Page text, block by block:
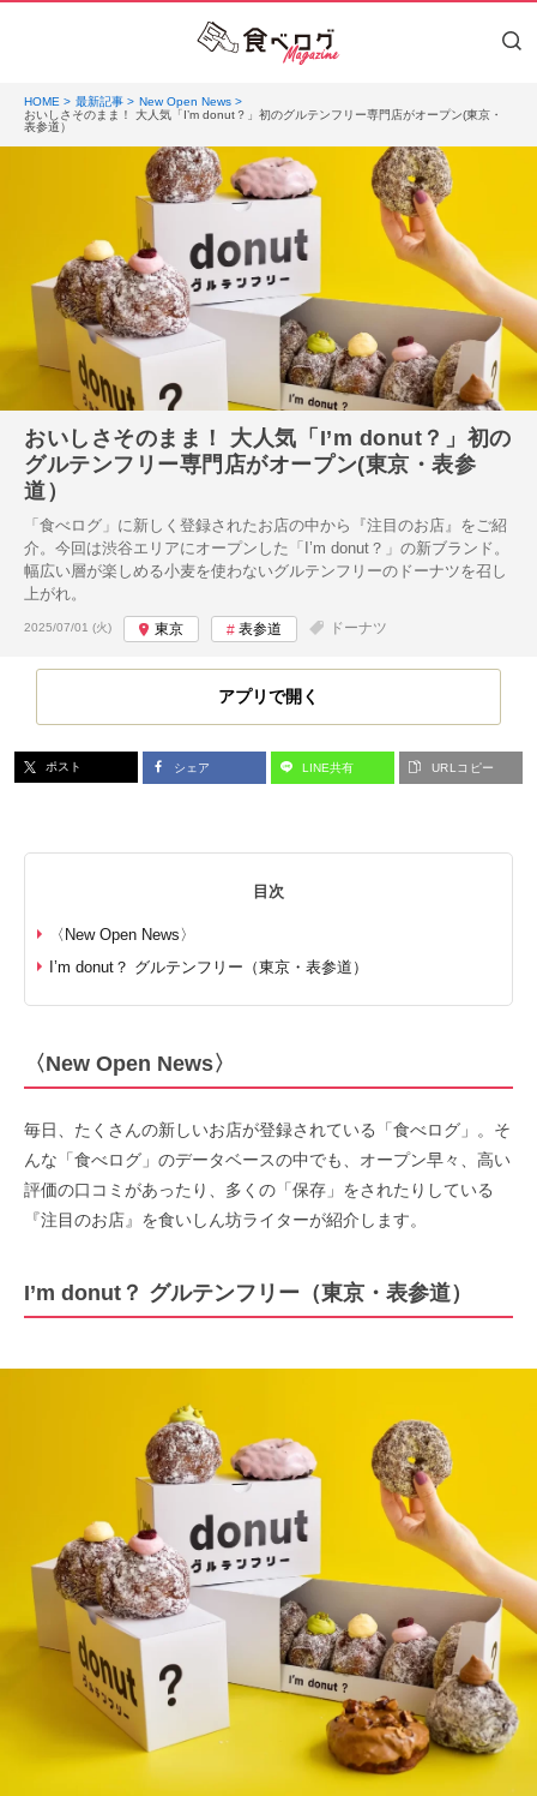
HOME 最新記事
New Open News
おいしさそのまま！ 大人気「I’m donut？」初のグルテンフリー専門店がオープン(東京・
表参道）
おいしさそのまま！ 大人気「I’m donut？」初の
グルテンフリー専門店がオープン(東京・表参
道）
「食べログ」に新しく登録されたお店の中から『注目のお店』をご紹
介。今回は渋谷エリアにオープンした「I’m donut？」の新ブランド。
幅広い層が楽しめる小麦を使わないグルテンフリーのドーナツを召し
上がれ。
投稿日:
2025/07/01 (火) 東京 表参道 ドーナツ
アプリで開く
ポスト シェア LINE共有 URLコピー
目次
〈New Open News〉
I’m donut？ グルテンフリー（東京・表参道）
〈New Open News〉
毎日、たくさんの新しいお店が登録されている「食べログ」。そ
んな「食べログ」のデータベースの中でも、オープン早々、高い
評価の口コミがあったり、多くの「保存」をされたりしている
『注目のお店』を食いしん坊ライターが紹介します。
I’m donut？ グルテンフリー（東京・表参道）